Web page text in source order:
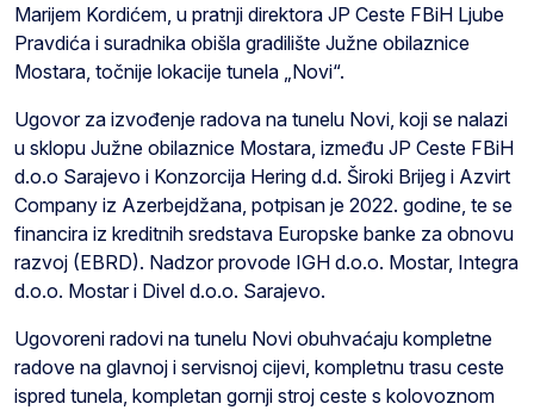
Marijem Kordićem, u pratnji direktora JP Ceste FBiH Ljube
Pravdića i suradnika obišla gradilište Južne obilaznice
Mostara, točnije lokacije tunela „Novi“.
Ugovor za izvođenje radova na tunelu Novi, koji se nalazi
u sklopu Južne obilaznice Mostara, između JP Ceste FBiH
d.o.o Sarajevo i Konzorcija Hering d.d. Široki Brijeg i Azvirt
Company iz Azerbejdžana, potpisan je 2022. godine, te se
financira iz kreditnih sredstava Europske banke za obnovu
razvoj (EBRD). Nadzor provode IGH d.o.o. Mostar, Integra
d.o.o. Mostar i Divel d.o.o. Sarajevo.
Ugovoreni radovi na tunelu Novi obuhvaćaju kompletne
radove na glavnoj i servisnoj cijevi, kompletnu trasu ceste
ispred tunela, kompletan gornji stroj ceste s kolovoznom